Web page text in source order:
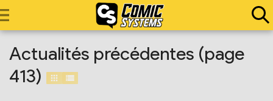
Actualités précédentes (page
413)